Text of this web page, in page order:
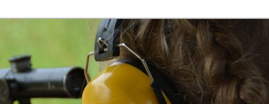
„10” Olsztyn